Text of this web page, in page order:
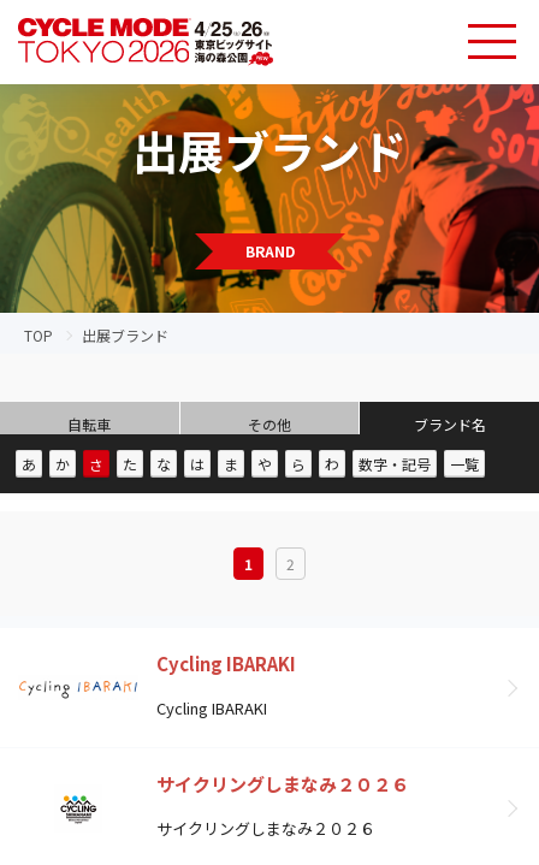
出展ブランド
BRAND
TOP 出展ブランド
自転車 その他
ブランド名
あ
か さ た な は ま や ら わ 数字・記号 一覧
1 2
Cycling IBARAKI
Cycling IBARAKI
サイクリングしまなみ２０２６
サイクリングしまなみ２０２６